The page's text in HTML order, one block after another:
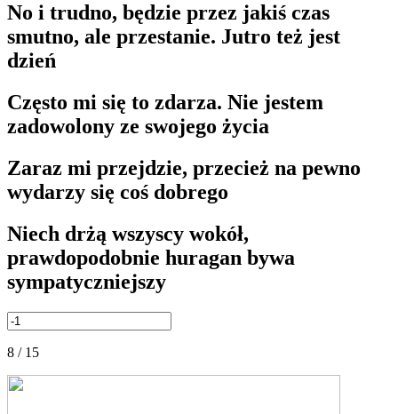
No i trudno, będzie przez jakiś czas
smutno, ale przestanie. Jutro też jest
dzień
Często mi się to zdarza. Nie jestem
zadowolony ze swojego życia
Zaraz mi przejdzie, przecież na pewno
wydarzy się coś dobrego
Niech drżą wszyscy wokół,
prawdopodobnie huragan bywa
sympatyczniejszy
8 / 15